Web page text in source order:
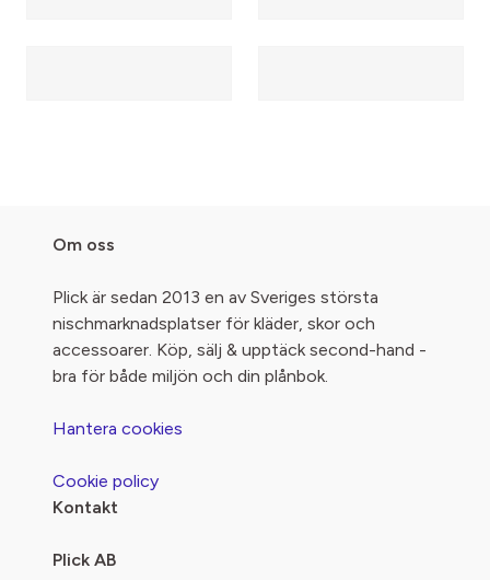
Om oss
Plick är sedan 2013 en av Sveriges största
nischmarknadsplatser för kläder, skor och
accessoarer. Köp, sälj & upptäck second-hand -
bra för både miljön och din plånbok.
Hantera cookies
Cookie policy
Kontakt
Plick AB